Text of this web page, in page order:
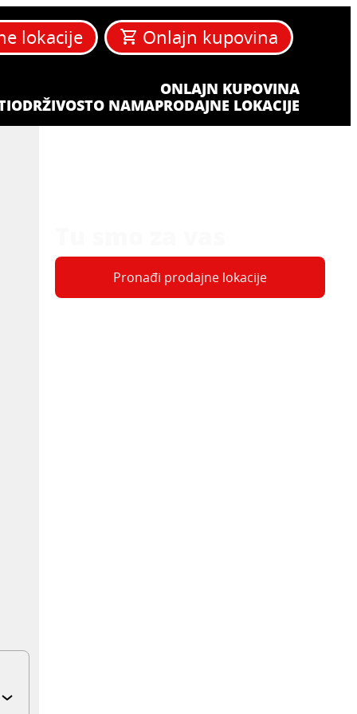
ODRŽIVOSTO NAMAPRODAJNE LOKACIJE
ONLAJN KUPOVINA
lokacije Onlajn kupovina
Pronađi prodajne lokacije